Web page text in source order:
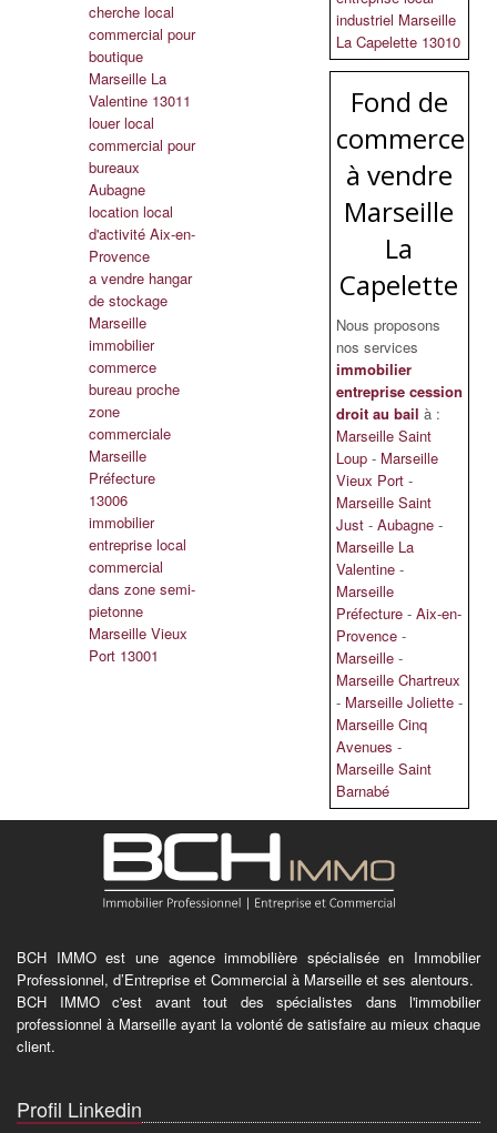
cherche local
commercial pour
boutique
Marseille La
Valentine 13011
louer local
commercial pour
bureaux
Aubagne
location local
d'activité Aix-en-
Provence
a vendre hangar
de stockage
Marseille
immobilier
commerce
bureau proche
zone
commerciale
Marseille
Préfecture
13006
immobilier
entreprise local
commercial
dans zone semi-
pietonne
Marseille Vieux
Port 13001
industriel Marseille
La Capelette 13010
Fond de
commerce
à vendre
Marseille
La
Capelette
Nous proposons
nos services
immobilier
entreprise cession
droit au bail à :
Marseille Saint
Loup - Marseille
Vieux Port -
Marseille Saint
Just - Aubagne -
Marseille La
Valentine -
Marseille
Préfecture - Aix-en-
Provence -
Marseille -
Marseille Chartreux
- Marseille Joliette -
Marseille Cinq
Avenues -
Marseille Saint
Barnabé
BCH IMMO est une agence immobilière spécialisée en Immobilier
Professionnel, d’Entreprise et Commercial à Marseille et ses alentours.
BCH IMMO c'est avant tout des spécialistes dans l'immobilier
professionnel à Marseille ayant la volonté de satisfaire au mieux chaque
client.
Profil Linkedin